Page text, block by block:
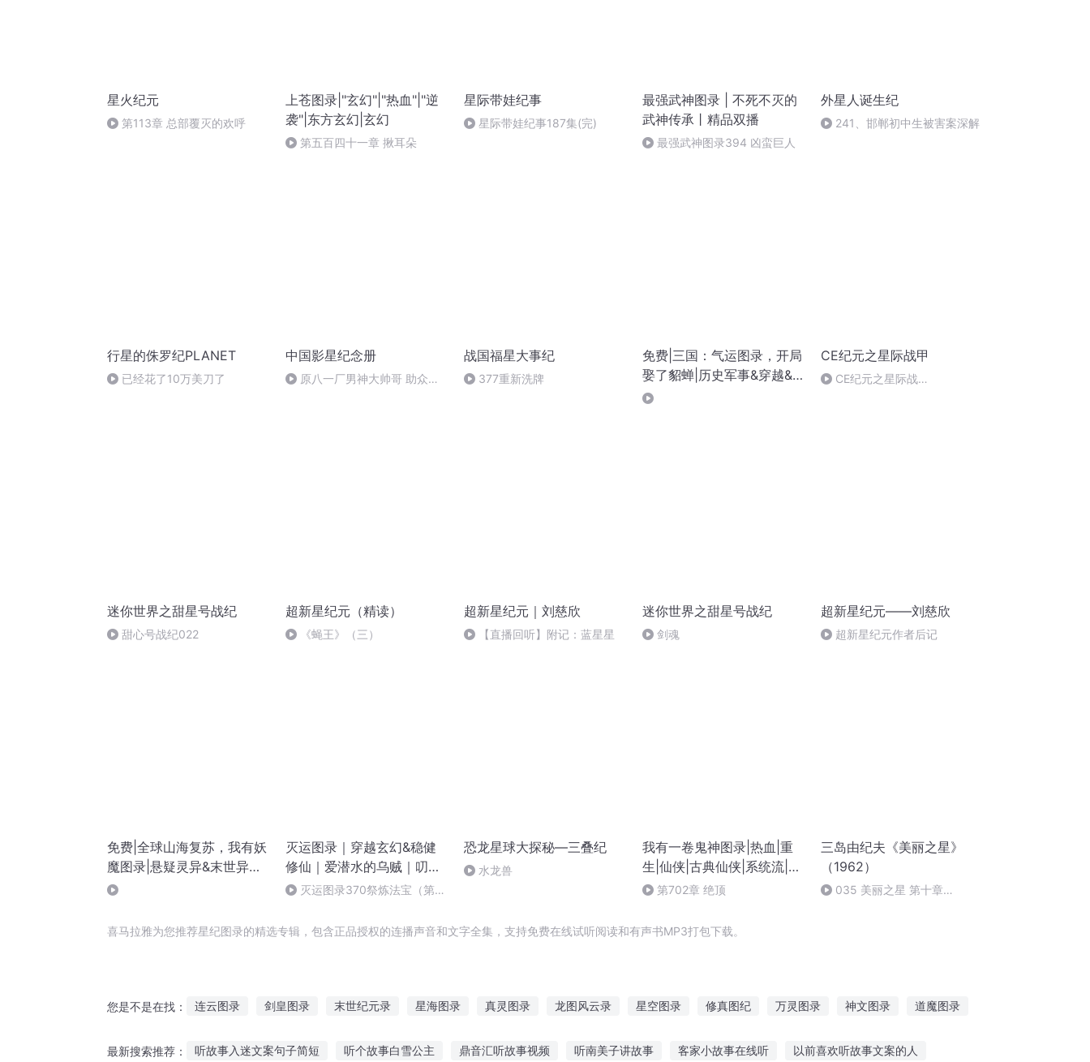
星火纪元
第113章 总部覆灭的欢呼
上苍图录|"玄幻"|"热血"|"逆
袭"|东方玄幻|玄幻
第五百四十一章 揪耳朵
星际带娃纪事
星际带娃纪事187集(完)
最强武神图录 | 不死不灭的
武神传承丨精品双播
最强武神图录394 凶蛮巨人
外星人诞生纪
241、邯郸初中生被害案深解
行星的侏罗纪PLANET
已经花了10万美刀了
中国影星纪念册
原八一厂男神大帅哥 助众多
战国福星大事纪
377重新洗牌
免费|三国：气运图录，开局
娶了貂蝉|历史军事&穿越&
种田
CE纪元之星际战甲
CE纪元之星际战
迷你世界之甜星号战纪
甜心号战纪022
超新星纪元（精读）
《蝇王》（三）
超新星纪元｜刘慈欣
【直播回听】附记：蓝星星
迷你世界之甜星号战纪
剑魂
超新星纪元——刘慈欣
超新星纪元作者后记
免费|全球山海复苏，我有妖
魔图录|悬疑灵异&末世异能
灵异无敌召唤变身
灭运图录｜穿越玄幻&稳健
修仙｜爱潜水的乌贼｜叨马
澹 | 多人有声剧
灭运图录370祭炼法宝（第一
恐龙星球大探秘—三叠纪
水龙兽
我有一卷鬼神图录|热血|重
生|仙侠|古典仙侠|系统流|AI
专辑（第一季完结）
第702章 绝顶
三岛由纪夫《美丽之星》
（1962）
035 美丽之星 第十章
喜马拉雅为您推荐星纪图录的精选专辑，包含正品授权的连播声音和文字全集，支持免费在线试听阅读和有声书MP3打包下载。
您是不是在找： 连云图录 剑皇图录 末世纪元录 星海图录 真灵图录 龙图风云录 星空图录 修真图纪 万灵图录 神文图录 道魔图录
最新搜索推荐： 听故事入迷文案句子简短 听个故事白雪公主 鼎音汇听故事视频 听南美子讲故事 客家小故事在线听 以前喜欢听故事文案的人